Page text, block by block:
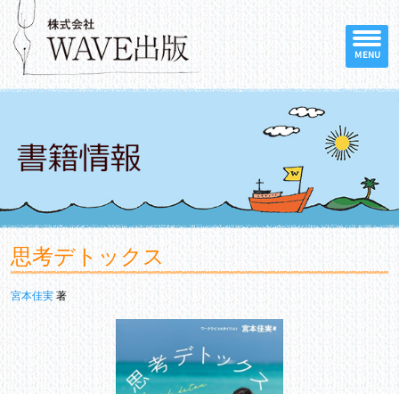
MENU
思考デトックス
宮本佳実 著